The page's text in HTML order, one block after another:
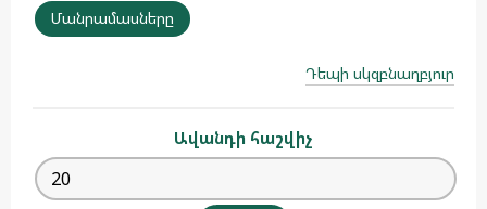
Մանրամասները
Դեպի սկզբնաղբյուր
Ավանդի հաշվիչ